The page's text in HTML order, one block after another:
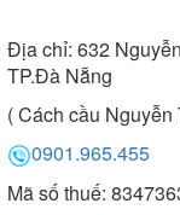
Địa chỉ: 632
TP.Đà Nẵng
( Cách cầu
0901.965.455
Mã số thuế: